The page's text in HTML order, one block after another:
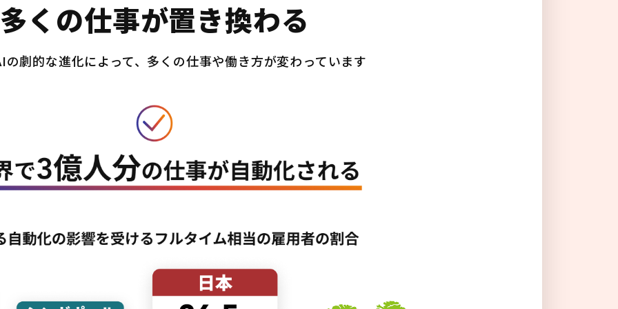
多くの仕事が置き換わる
の劇的な進化によって、多くの仕事や働き方が変わっています